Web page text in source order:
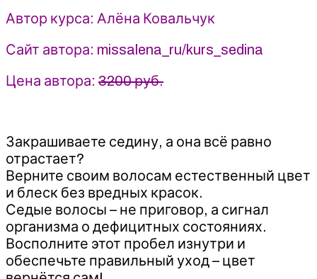
Автор курса: Алёна Ковальчук
Сайт автора: missalena_ru/kurs_sedina
Цена автора: 3200 руб.
Закрашиваете седину, а она всё равно
отрастает?
Верните своим волосам естественный цвет
и блеск без вредных красок.
Седые волосы – не приговор, а сигнал
организма о дефицитных состояниях.
Восполните этот пробел изнутри и
обеспечьте правильный уход – цвет